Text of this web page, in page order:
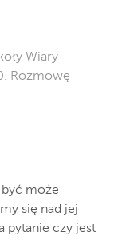
Wiary
Rozmowę
być może
się nad jej
pytanie czy jest